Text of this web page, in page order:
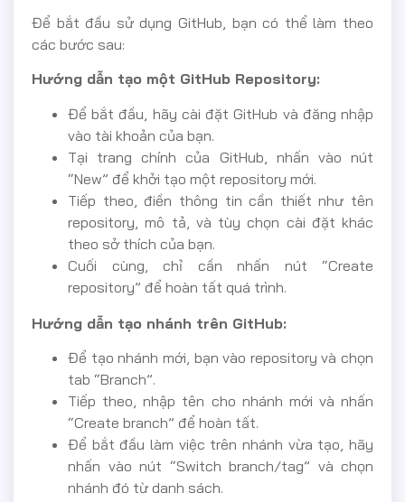
Để bắt đầu sử dụng GitHub, bạn có thể làm theo
các bước sau:
Hướng dẫn tạo một GitHub Repository:
Để bắt đầu, hãy cài đặt GitHub và đăng nhập
vào tài khoản của bạn.
Tại trang chính của GitHub, nhấn vào nút
“New” để khởi tạo một repository mới.
Tiếp theo, điền thông tin cần thiết như tên
repository, mô tả, và tùy chọn cài đặt khác
theo sở thích của bạn.
Cuối cùng, chỉ cần nhấn nút “Create
repository” để hoàn tất quá trình.
Hướng dẫn tạo nhánh trên GitHub:
Để tạo nhánh mới, bạn vào repository và chọn
tab “Branch”.
Tiếp theo, nhập tên cho nhánh mới và nhấn
“Create branch” để hoàn tất.
Để bắt đầu làm việc trên nhánh vừa tạo, hãy
nhấn vào nút “Switch branch/tag” và chọn
nhánh đó từ danh sách.